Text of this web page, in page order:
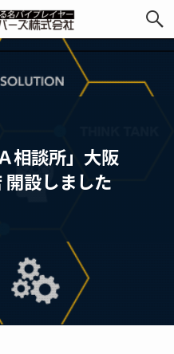
相談所」大阪
設しました